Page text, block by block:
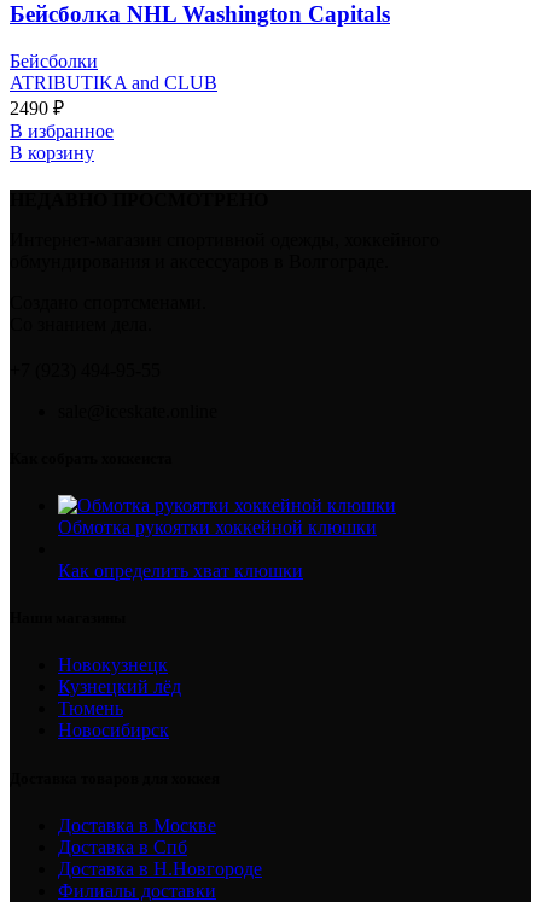
Бейсболка NHL Washington Capitals
Бейсболки
ATRIBUTIKA and CLUB
2490 ₽
В избранное
В корзину
Обмотка рукоятки хоккейной клюшки
Как определить хват клюшки
Новокузнецк
Кузнецкий лёд
Тюмень
Новосибирск
Доставка в Москве
Доставка в Спб
Доставка в Н.Новгороде
Филиалы доставки